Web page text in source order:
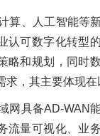
算、人工智能等
认可数字化转型
略和规划，同时
求，其主要体现在
网具备AD-WAN
流量可视化、业